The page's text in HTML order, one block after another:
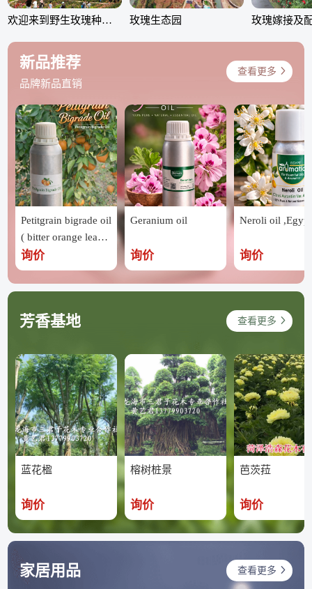
欢迎来到野生玫瑰种植园 玫瑰生态园
新品推荐
品牌新品直销
查看更多
Petitgrain bigrade oil
( bitter orange leave
s ) ,Egypt
询价
Geranium oil
询价
Neroli oil ,Egypt
询价
芳香基地 查看更多
蓝花楹
询价
榕树桩景
询价
芭茨菈
询价
家居用品 查看更多